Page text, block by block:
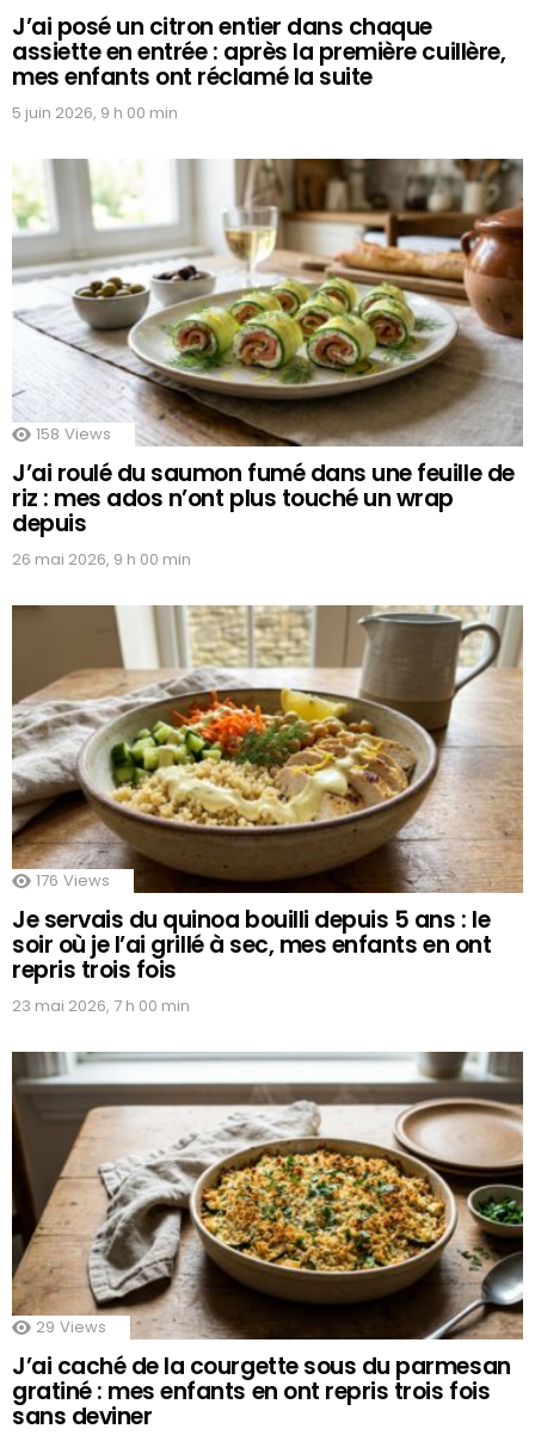
J’ai posé un citron entier dans chaque
assiette en entrée : après la première cuillère,
mes enfants ont réclamé la suite
5 juin 2026, 9 h 00 min
158 Views
J’ai roulé du saumon fumé dans une feuille de
riz : mes ados n’ont plus touché un wrap
depuis
26 mai 2026, 9 h 00 min
176 Views
Je servais du quinoa bouilli depuis 5 ans : le
soir où je l’ai grillé à sec, mes enfants en ont
repris trois fois
23 mai 2026, 7 h 00 min
29 Views
J’ai caché de la courgette sous du parmesan
gratiné : mes enfants en ont repris trois fois
sans deviner